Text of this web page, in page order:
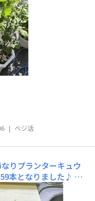
| ベジ活
りプランターキュウ
本となりました♪ 以
じゃないけど収穫でき